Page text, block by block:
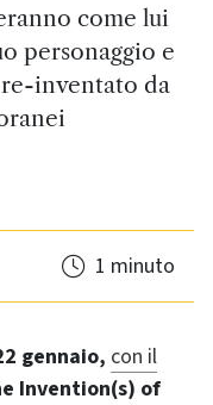
come lui
personaggio e
inventato da
1 minuto
gennaio, con il
Invention(s) of